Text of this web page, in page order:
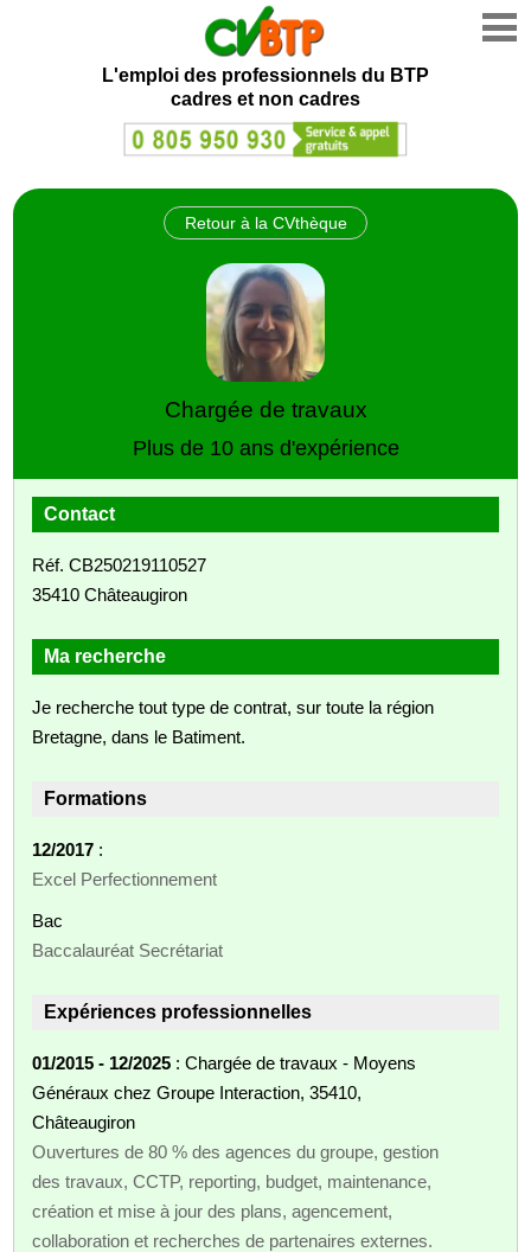
L'emploi des professionnels du BTP
cadres et non cadres
Retour à la CVthèque
Chargée de travaux
Plus de 10 ans d'expérience
Contact
Réf. CB250219110527
35410 Châteaugiron
Ma recherche
Je recherche tout type de contrat, sur toute la région
Bretagne, dans le Batiment.
Formations
12/2017 :
Excel Perfectionnement
Bac
Baccalauréat Secrétariat
Expériences professionnelles
01/2015 - 12/2025 : Chargée de travaux - Moyens
Généraux chez Groupe Interaction, 35410,
Châteaugiron
Ouvertures de 80 % des agences du groupe, gestion
des travaux, CCTP, reporting, budget, maintenance,
création et mise à jour des plans, agencement,
collaboration et recherches de partenaires externes.